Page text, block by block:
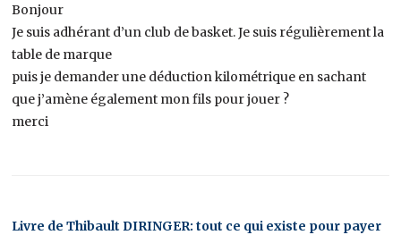
Bonjour
Je suis adhérant d’un club de basket. Je suis régulièrement la
table de marque
puis je demander une déduction kilométrique en sachant
que j’amène également mon fils pour jouer ?
merci
Livre de Thibault DIRINGER: tout ce qui existe pour payer